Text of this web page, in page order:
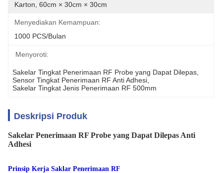
Karton, 60cm × 30cm × 30cm
Menyediakan Kemampuan:
1000 PCS/Bulan
Menyoroti:
Sakelar Tingkat Penerimaan RF Probe yang Dapat Dilepas
Sensor Tingkat Penerimaan RF Anti Adhesi
Sakelar Tingkat Jenis Penerimaan RF 500mm
Deskripsi Produk
Sakelar Penerimaan RF Probe yang Dapat Dilepas Anti
Adhesi
Prinsip Kerja Saklar Penerimaan RF